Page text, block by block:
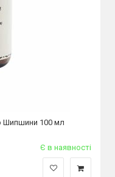
Шипшини 100 мл
Є в наявності